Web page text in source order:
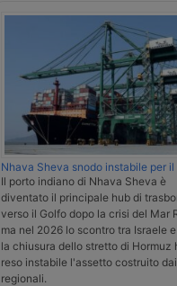
Nhava Sheva snodo instabile per il
Il porto indiano di Nhava Sheva è
diventato il principale hub di
verso il Golfo dopo la crisi del Mar
ma nel 2026 lo scontro tra Israele
la chiusura dello stretto di Hormuz
reso instabile l'assetto costruito
regionali.